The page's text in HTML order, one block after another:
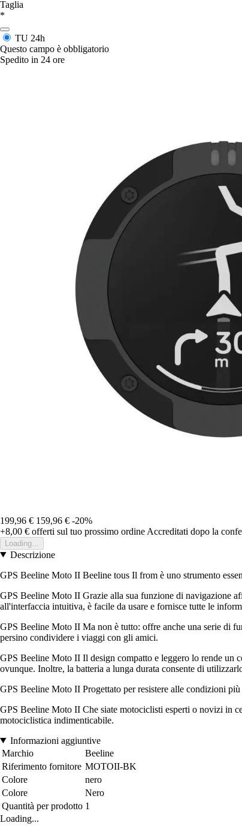
Taglia
*
TU 24h
Questo campo è obbligatorio
Spedito in 24 ore
199,96 € 159,96 € -20%
+8,00 € offerti sul tuo prossimo ordine Accreditati dopo la
Loading...
Descrizione
GPS Beeline Moto II Beeline tous Il from è uno strumento
GPS Beeline Moto II Grazie alla sua funzione di navigazione
all'interfaccia intuitiva, è facile da usare e fornisce tutte le
GPS Beeline Moto II Ma non è tutto: offre anche una serie di
persino condividere i viaggi con gli amici.
GPS Beeline Moto II Il design compatto e leggero lo rende un
ovunque. Inoltre, la batteria a lunga durata consente di
GPS Beeline Moto II Progettato per resistere alle condizioni
GPS Beeline Moto II Che siate motociclisti esperti o novizi in
motociclistica indimenticabile.
Informazioni aggiuntive
Marchio
Beeline
Riferimento fornitore MOTOII-BK
Colore
nero
Colore
Nero
Quantità per prodotto 1
Loading...